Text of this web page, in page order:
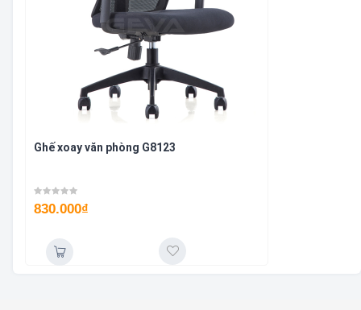
Ghế xoay văn phòng G8123
830.000₫